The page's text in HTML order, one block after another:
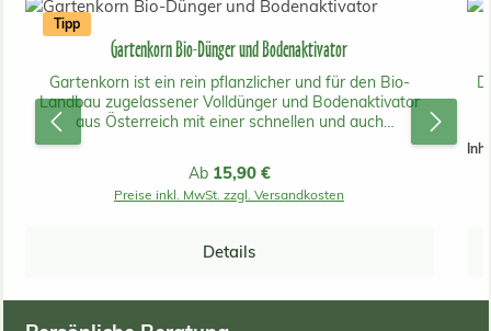
Tipp
Gartenkorn Bio-Dünger und Bodenaktivator
Gartenkorn ist ein rein pflanzlicher und für den Bio-
Landbau zugelassener Volldünger und Bodenaktivator
aus Österreich mit einer schnellen und auch
langanhaltenden Wirkung.Er beinhaltet keine tierischen
und Umwelt! Gartenkorn ist aus gentechnikfreier
österreichischer Produktion. Der Dünger kann bei
Weinbau und bei Zimmerpflanzen wahre Wunder
Verteilen wichtig.Die Ausgangsstoffe des Gartenkorn
Regulärer Preis:
Ab 15,90 €
Preise inkl. MwSt. zzgl. Versandkosten
Details